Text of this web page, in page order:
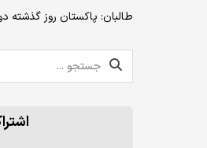
طالبان: پاکستان روز گذشته